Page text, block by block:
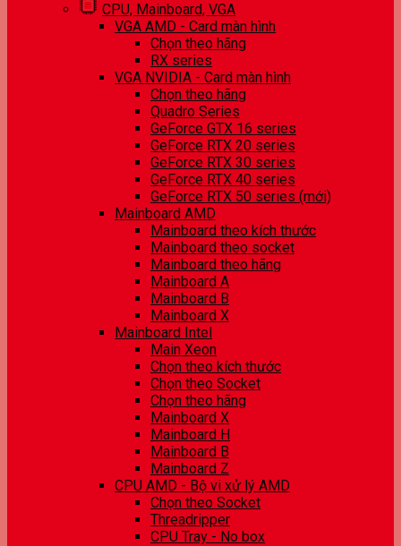
CPU, Mainboard, VGA
VGA AMD - Card màn hình
Chọn theo hãng
RX series
VGA NVIDIA - Card màn hình
Chọn theo hãng
Quadro Series
GeForce GTX 16 series
GeForce RTX 20 series
GeForce RTX 30 series
GeForce RTX 40 series
GeForce RTX 50 series (mới)
Mainboard AMD
Mainboard theo kích thước
Mainboard theo socket
Mainboard theo hãng
Mainboard A
Mainboard B
Mainboard X
Mainboard Intel
Main Xeon
Chọn theo kích thước
Chọn theo Socket
Chọn theo hãng
Mainboard X
Mainboard H
Mainboard B
Mainboard Z
CPU AMD - Bộ vi xử lý AMD
Chọn theo Socket
Threadripper
CPU Tray - No box